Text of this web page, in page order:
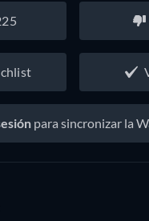
para sincronizar la